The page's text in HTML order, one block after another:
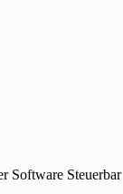
Software Steuerbar